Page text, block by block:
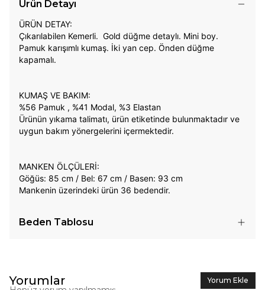
Ürün Detayı
ÜRÜN DETAY:
Çıkarılabilen Kemerli. Gold düğme detaylı. Mini boy.
Pamuk karışımlı kumaş. İki yan cep. Önden düğme
kapamalı.
KUMAŞ VE BAKIM:
%56 Pamuk , %41 Modal, %3 Elastan
Ürünün yıkama talimatı, ürün etiketinde bulunmaktadır ve
uygun bakım yönergelerini içermektedir.
MANKEN ÖLÇÜLERİ:
Göğüs: 85 cm / Bel: 67 cm / Basen: 93 cm
Mankenin üzerindeki ürün 36 bedendir.
Beden Tablosu
Yorumlar Yorum Ekle